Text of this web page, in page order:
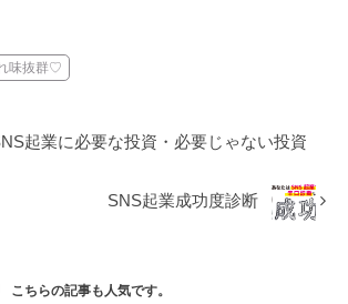
味抜群♡
起業に必要な投資・必要じゃない投資
SNS起業成功度診断
こちらの記事も人気です。